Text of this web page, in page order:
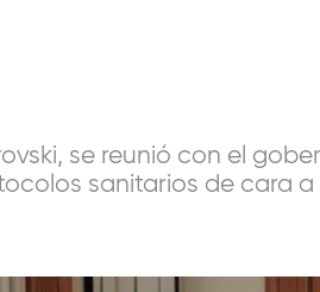
se reunió con el
sanitarios de cara